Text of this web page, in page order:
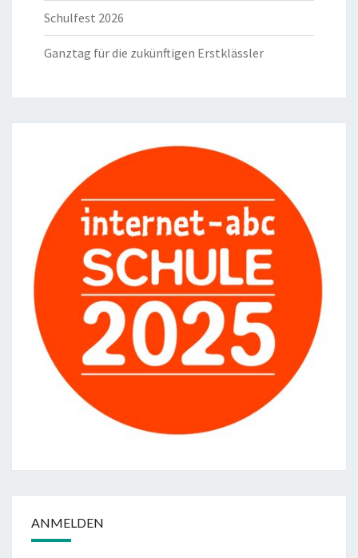
Schulfest 2026
Ganztag für die zukünftigen Erstklässler
ANMELDEN